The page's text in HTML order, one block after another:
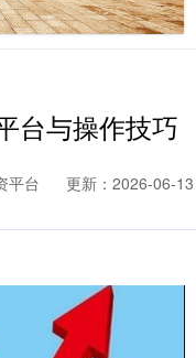
台与操作技巧
平台
更新：2026-06-13